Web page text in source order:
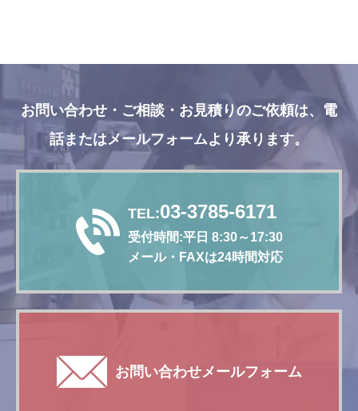
お問い合わせ・ご相談・お見積りのご依頼は、 電
話またはメールフォームより承ります。
TEL:03-3785-6171
受付時間:平日 8:30～17:30
メール・FAXは24時間対応
お問い合わせメールフォーム